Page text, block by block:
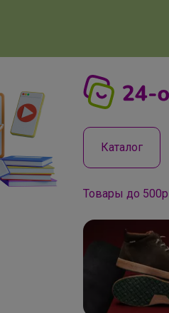
Каталог
Товары до 500р